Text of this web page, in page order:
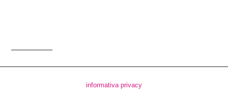
informativa privacy